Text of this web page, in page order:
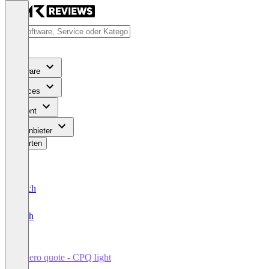
Software
Services
Content
Für Anbieter
Bewerten
Deutsch
English
appero quote - CPQ light